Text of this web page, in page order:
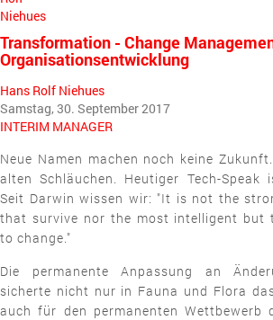
Transformation - Change
Organisationsentwicklung
Hans Rolf Niehues
Samstag, 30. September 2017
INTERIM MANAGER
Neue Namen machen noch keine
alten Schläuchen. Heutiger Tech-Speak
Seit Darwinwissen wir: "It is not the
that survive nor the most intelligent but
to change."
Die permanente Anpassung an
sicherte nicht nur in Fauna und Flora
auch für den permanenten Wettbewerb